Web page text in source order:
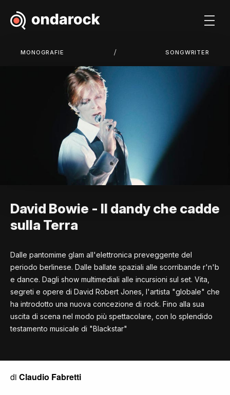
MONOGRAFIE / SONGWRITER
David Bowie - Il dandy che cadde
sulla Terra
Dalle pantomime glam all'elettronica preveggente del
periodo berlinese. Dalle ballate spaziali alle scorribande r'n'b
e dance. Dagli show multimediali alle incursioni sul set. Vita,
segreti e opere di David Robert Jones, l'artista "globale" che
ha introdotto una nuova concezione di rock. Fino alla sua
uscita di scena nel modo più spettacolare, con lo splendido
testamento musicale di "Blackstar"
di Claudio Fabretti